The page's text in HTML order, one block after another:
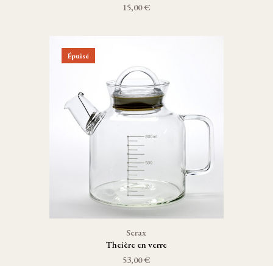
15,00 €
Épuisé
Serax
Theière en verre
53,00 €